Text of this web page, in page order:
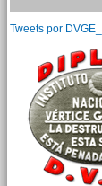
Tweets por